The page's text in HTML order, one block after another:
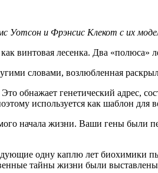
Уотсон и Фрэнсис Клекот с их
винтовая лесенка. Два «полюса»
словами, возлюбленная
обнажает генетический адрес,
используется как шаблон для
начала жизни. Ваши гены
одну каплю лет
тайны жизни были